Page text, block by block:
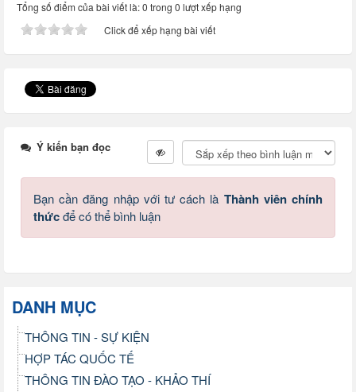
Tổng số điểm của bài viết là: 0 trong 0 lượt xếp hạng
Click để xếp hạng bài viết
Ý kiến bạn đọc
Bạn cần đăng nhập với tư cách là Thành viên chính
thứcđể có thể bình luận
DANH MỤC
THÔNG TIN - SỰ KIỆN
HỢP TÁC QUỐC TẾ
THÔNG TIN ĐÀO TẠO - KHẢO THÍ